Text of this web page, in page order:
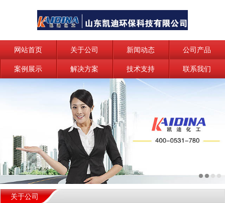
网站首页 关于公司 新闻动态 公司产品
案例展示 解决方案 技术支持 联系我们
关于公司